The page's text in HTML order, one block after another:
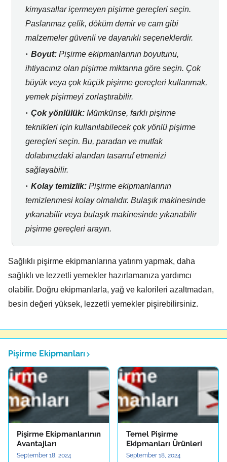
kimyasallar içermeyen pişirme gereçleri seçin.
Paslanmaz çelik, döküm demir ve cam gibi
malzemeler güvenli ve dayanıklı seçeneklerdir.
Boyut:Pişirme ekipmanlarının boyutunu,
ihtiyacınız olan pişirme miktarına göre seçin. Çok
büyük veya çok küçük pişirme gereçleri kullanmak,
yemek pişirmeyi zorlaştırabilir.
Çok yönlülük:Mümkünse, farklı pişirme
teknikleri için kullanılabilecek çok yönlü pişirme
gereçleri seçin. Bu, paradan ve mutfak
dolabınızdaki alandan tasarruf etmenizi
sağlayabilir.
Kolay temizlik:Pişirme ekipmanlarının
temizlenmesi kolay olmalıdır. Bulaşık makinesinde
yıkanabilir veya bulaşık makinesinde yıkanabilir
pişirme gereçleri arayın.
Sağlıklı pişirme ekipmanlarına yatırım yapmak, daha
sağlıklı ve lezzetli yemekler hazırlamanıza yardımcı
olabilir. Doğru ekipmanlarla, yağ ve kalorileri azaltmadan,
besin değeri yüksek, lezzetli yemekler pişirebilirsiniz.
Pişirme Ekipmanları
Pişirme Ekipmanlarının
Avantajları
September 18, 2024
Temel Pişirme
Ekipmanları Ürünleri
September 18, 2024